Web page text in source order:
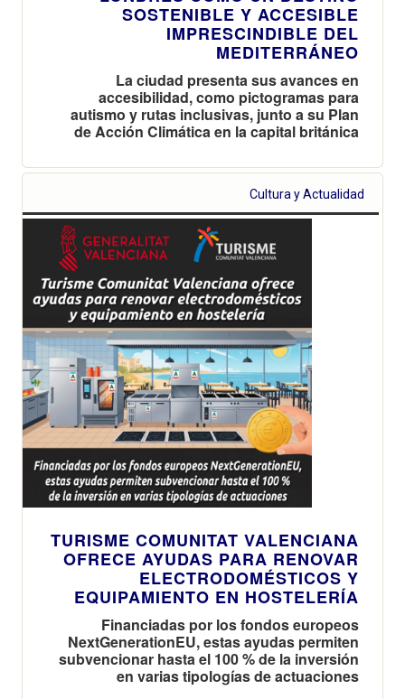
SOSTENIBLE Y ACCESIBLE
IMPRESCINDIBLE DEL
MEDITERRÁNEO
La ciudad presenta sus avances en
accesibilidad, como pictogramas para
autismo y rutas inclusivas, junto a su Plan
de Acción Climática en la capital británica
Cultura y Actualidad
TURISME COMUNITAT VALENCIANA
OFRECE AYUDAS PARA RENOVAR
ELECTRODOMÉSTICOS Y
EQUIPAMIENTO EN HOSTELERÍA
Financiadas por los fondos europeos
NextGenerationEU, estas ayudas permiten
subvencionar hasta el 100 % de la inversión
en varias tipologías de actuaciones